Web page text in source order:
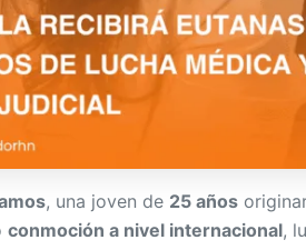
, una joven de 25 años
conmoción a nivel internacional,